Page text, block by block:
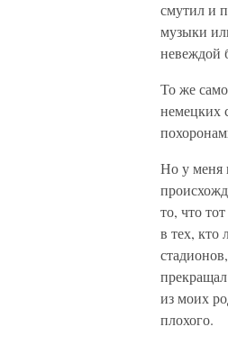
смутил и
музыки
невеждой
То же
немецких
Но у меня
то, что
в тех, кто
из моих
плохого.